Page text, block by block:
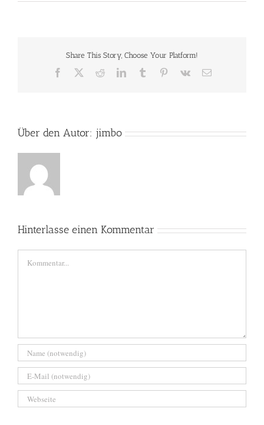
Share This Story, Choose Your Platform!
Facebook RedditLinkedInTumblr Pinterest
Vk
E-
Über den Autor: jimbo
Hinterlasse einen Kommentar